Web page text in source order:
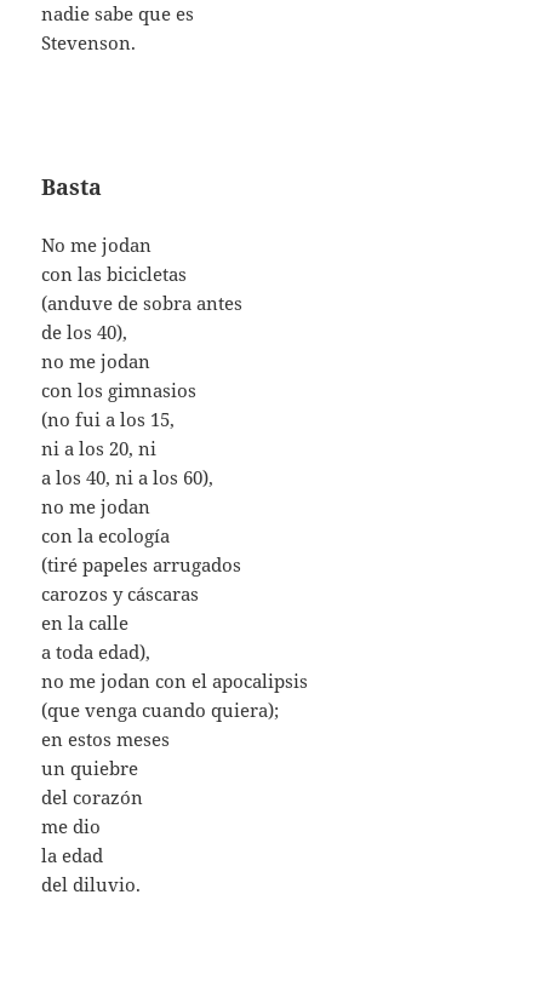
nadie sabe que es
Stevenson.
Basta
No me jodan
con las bicicletas
(anduve de sobra antes
de los 40),
no me jodan
con los gimnasios
(no fui a los 15,
ni a los 20, ni
a los 40, ni a los 60),
no me jodan
con la ecología
(tiré papeles arrugados
carozos y cáscaras
en la calle
a toda edad),
no me jodan con el apocalipsis
(que venga cuando quiera);
en estos meses
un quiebre
del corazón
me dio
la edad
del diluvio.